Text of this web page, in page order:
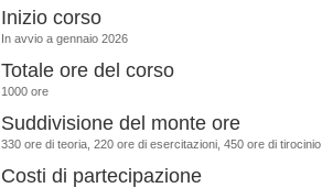
Inizio corso
In avvio a gennaio 2026
Totale ore del corso
1000 ore
Suddivisione del monte ore
330 ore di teoria, 220 ore di esercitazioni, 450 ore di tirocinio
Costi di partecipazione